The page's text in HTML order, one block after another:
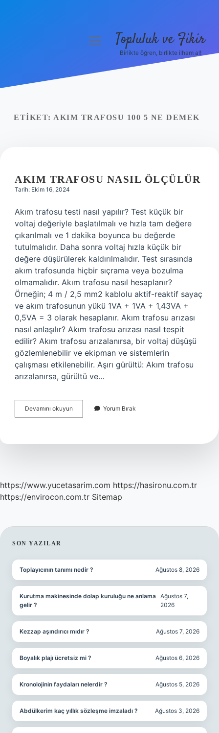
Yasal Uyarı
menüyüTopluluk ve Fikir
Birlikte öğren, birlikte ilham al!
ETIKET: AKIM TRAFOSU 100 5 NE DEMEK
AKIM TRAFOSU NASIL ÖLÇÜLÜR
Tarih: Ekim 16, 2024
Akım trafosu testi nasıl yapılır? Test küçük bir
voltaj değeriyle başlatılmalı ve hızla tam değere
çıkarılmalı ve 1 dakika boyunca bu değerde
tutulmalıdır. Daha sonra voltaj hızla küçük bir
değere düşürülerek kaldırılmalıdır. Test sırasında
akım trafosunda hiçbir sıçrama veya bozulma
olmamalıdır. Akım trafosu nasıl hesaplanır?
Örneğin; 4 m / 2,5 mm2 kablolu aktif-reaktif sayaç
ve akım trafosunun yükü 1VA + 1VA + 1,43VA +
0,5VA = 3 olarak hesaplanır. Akım trafosu arızası
nasıl anlaşılır? Akım trafosu arızası nasıl tespit
edilir? Akım trafosu arızalanırsa, bir voltaj düşüşü
gözlemlenebilir ve ekipman ve sistemlerin
çalışması etkilenebilir. Aşırı gürültü: Akım trafosu
arızalanırsa, gürültü ve…
Devamını okuyun
Trafosu
Yorum Bırak
https://www.yucetasarim.com https://hasironu.com.tr
https://envirocon.com.tr Sitemap
SIDEBAR
SON YAZILAR
Toplayıcının tanımı nedir ? Ağustos 8, 2026
Kurutma makinesinde dolap kuruluğu ne anlama
gelir ?
Ağustos 7,
2026
Kezzap aşındırıcı mıdır ? Ağustos 7, 2026
Boyalık plajı ücretsiz mi ? Ağustos 6, 2026
Kronolojinin faydaları nelerdir ? Ağustos 5, 2026
Abdülkerim kaç yıllık sözleşme imzaladı ? Ağustos 3, 2026